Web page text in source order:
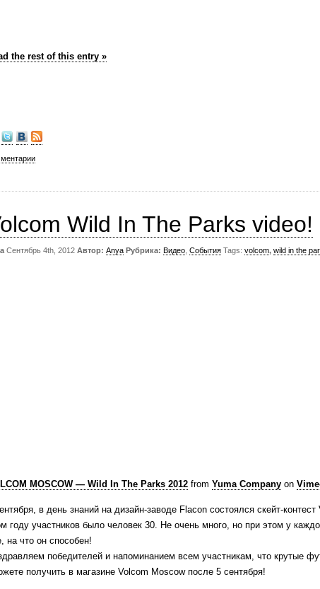
the rest of this entry »
Wild In The Parks video!
Сентябрь 4th, 2012 Автор: Anya Рубрика: Видео События Tags: volcom, wild in the
MOSCOW — Wild In The Parks 2012 from Yuma Company on
в день знаний на дизайн-заводе Flacon состоялся скейт-
году участников было человек 30. Не очень много, но при этом у
на что он способен!
победителей и напоминанием всем участникам, что крутые
получить в магазине Volcom Moscow после 5 сентября!